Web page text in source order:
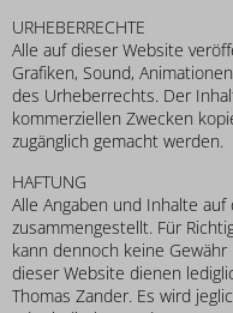
URHEBERRECHTE
Alle auf dieser Website
Grafiken, Sound,
des Urheberrechts. Der
kommerziellen Zwecken
zugänglich gemacht werden.
HAFTUNG
Alle Angaben und Inhalte
zusammengestellt. Für
kann dennoch keine
dieser Website dienen
Thomas Zander. Es wird